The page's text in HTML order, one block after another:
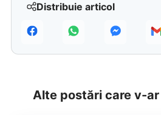
Distribuie articol
Alte postări care v-